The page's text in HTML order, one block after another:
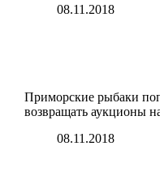
08.11.2018
Приморские рыбаки
возвращать аукционы
08.11.2018